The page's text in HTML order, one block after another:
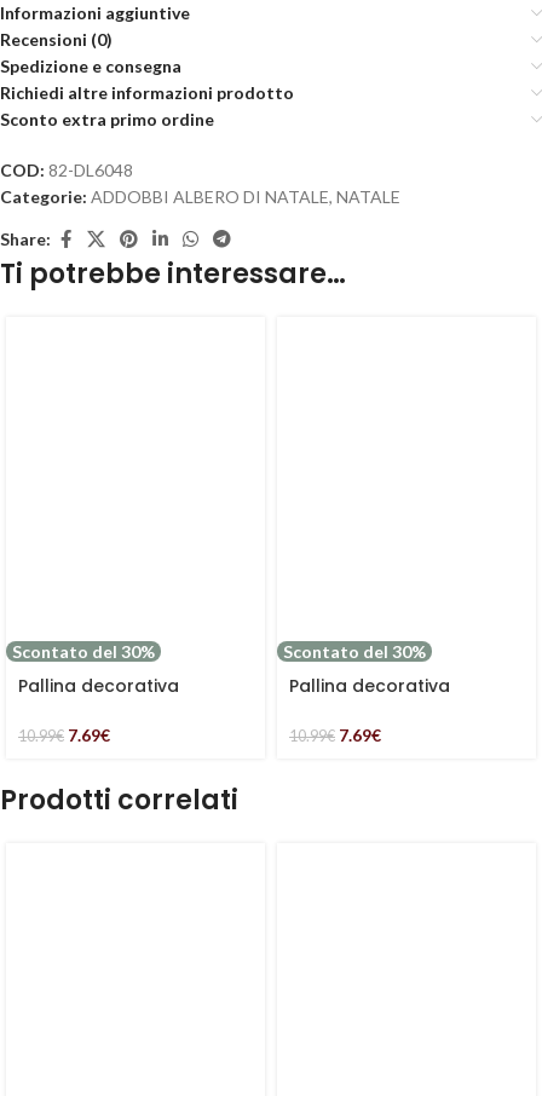
Informazioni aggiuntive
Recensioni (0)
Spedizione e consegna
Richiedi altre informazioni prodotto
Sconto extra primo ordine
COD: 82-DL6048
Categorie: ADDOBBI ALBERO DI NATALE, NATALE
Share:
Ti potrebbe interessare…
Scontato del 30%
Pallina decorativa
10.99€ 7.69€
Scontato del 30%
Pallina decorativa
10.99€ 7.69€
Prodotti correlati